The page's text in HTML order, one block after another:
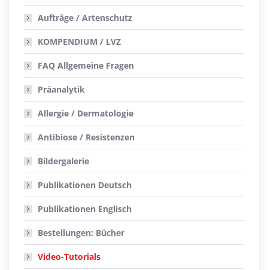
Aufträge / Artenschutz
KOMPENDIUM / LVZ
FAQ Allgemeine Fragen
Präanalytik
Allergie / Dermatologie
Antibiose / Resistenzen
Bildergalerie
Publikationen Deutsch
Publikationen Englisch
Bestellungen: Bücher
Video-Tutorials